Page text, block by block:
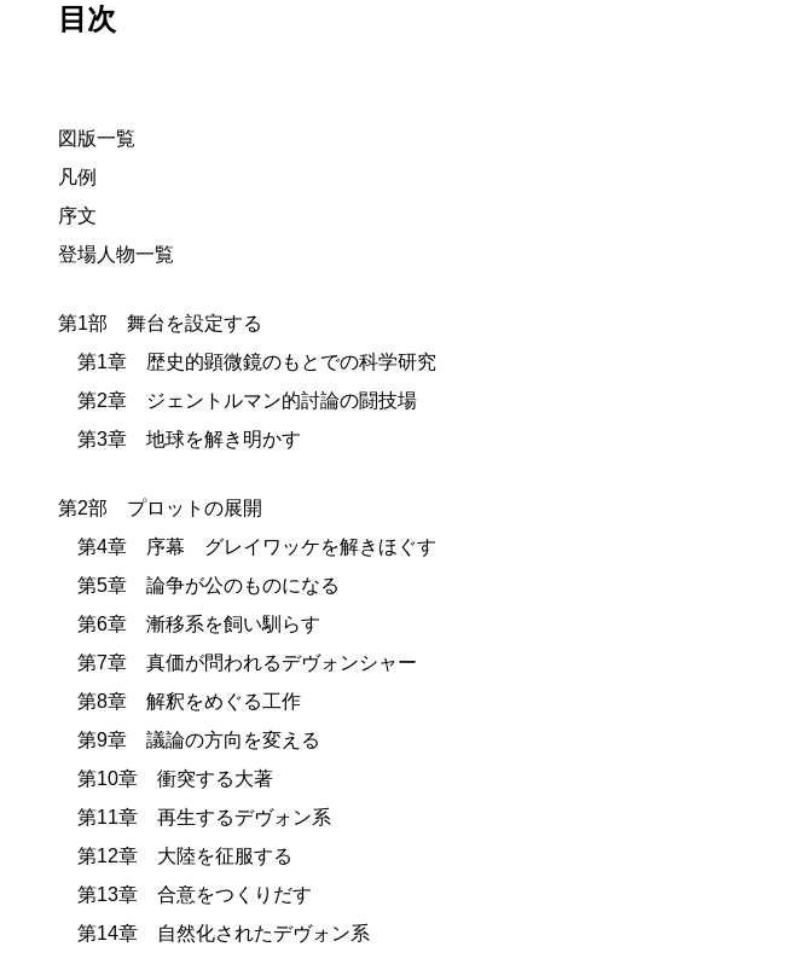
目次
図版一覧
凡例
序文
登場人物一覧
第1部 舞台を設定する
第1章 歴史的顕微鏡のもとでの科学研究
第2章 ジェントルマン的討論の闘技場
第3章 地球を解き明かす
第2部 プロットの展開
第4章 序幕 グレイワッケを解きほぐす
第5章 論争が公のものになる
第6章 漸移系を飼い馴らす
第7章 真価が問われるデヴォンシャー
第8章 解釈をめぐる工作
第9章 議論の方向を変える
第10章 衝突する大著
第11章 再生するデヴォン系
第12章 大陸を征服する
第13章 合意をつくりだす
第14章 自然化されたデヴォン系